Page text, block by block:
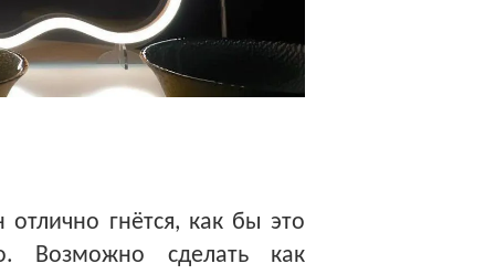
отлично гнётся, как бы это
Возможно сделать как